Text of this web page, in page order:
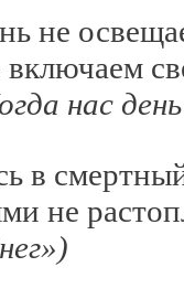
не
нас
в
не